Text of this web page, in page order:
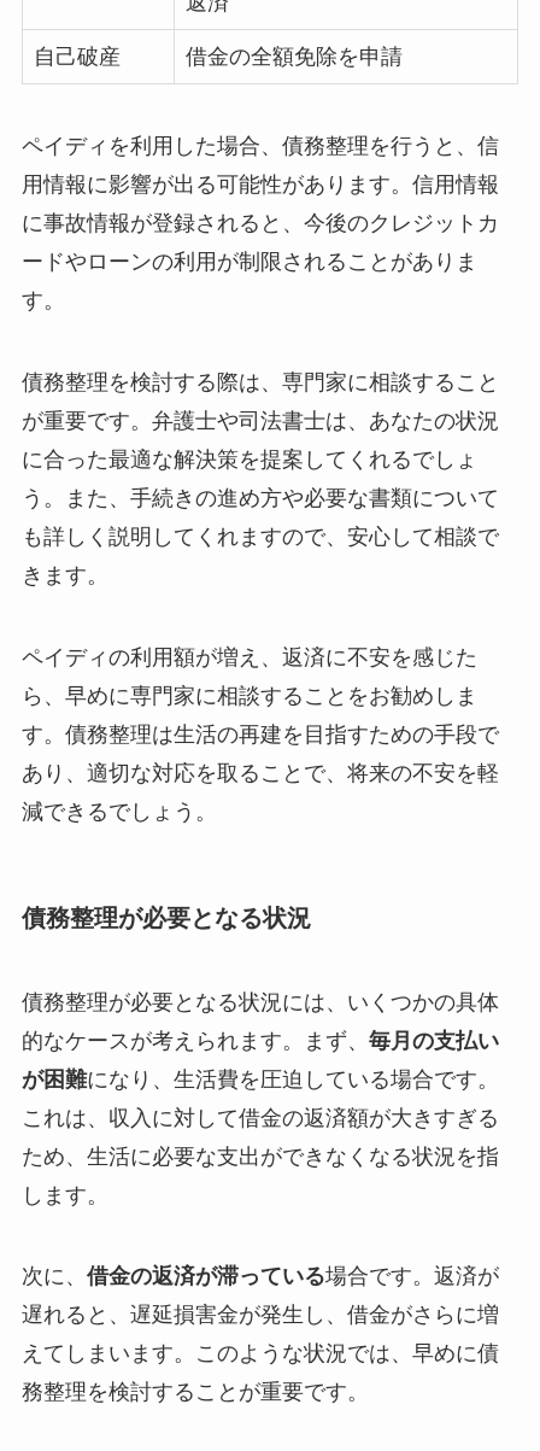
自己破産 借金の全額免除を申請
ペイディを利用した場合、債務整理を行うと、信
用情報に影響が出る可能性があります。信用情報
に事故情報が登録されると、今後のクレジットカ
ードやローンの利用が制限されることがありま
す。
債務整理を検討する際は、専門家に相談すること
が重要です。弁護士や司法書士は、あなたの状況
に合った最適な解決策を提案してくれるでしょ
う。また、手続きの進め方や必要な書類について
も詳しく説明してくれますので、安心して相談で
きます。
ペイディの利用額が増え、返済に不安を感じた
ら、早めに専門家に相談することをお勧めしま
す。債務整理は生活の再建を目指すための手段で
あり、適切な対応を取ることで、将来の不安を軽
減できるでしょう。
債務整理が必要となる状況
債務整理が必要となる状況には、いくつかの具体
的なケースが考えられます。まず、 毎月の支払い
が困難になり、生活費を圧迫している場合です。
これは、収入に対して借金の返済額が大きすぎる
ため、生活に必要な支出ができなくなる状況を指
します。
次に、 借金の返済が滞っている場合です。返済が
遅れると、遅延損害金が発生し、借金がさらに増
えてしまいます。このような状況では、早めに債
務整理を検討することが重要です。